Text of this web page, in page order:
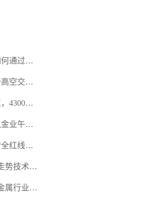
通过正
？
空交易
4300关
业午盘
防？
红线：
势技术盘
情解析
属行业新